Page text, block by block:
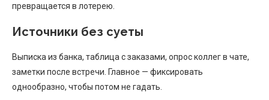
превращается в лотерею.
Источники без суеты
Выписка из банка, таблица с заказами, опрос коллег в чате,
заметки после встречи. Главное — фиксировать
однообразно, чтобы потом не гадать.